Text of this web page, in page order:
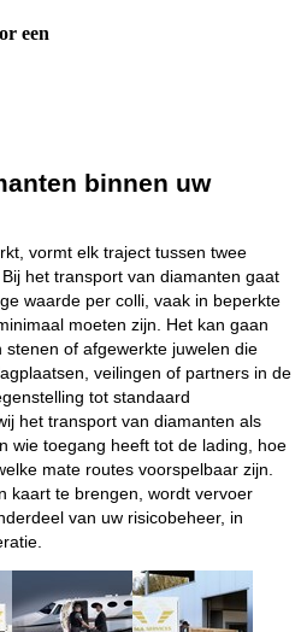
een
binnen uw
vormt elk traject tussen twee
het transport van diamanten gaat
waarde per colli, vaak in beperkte
moeten zijn. Het kan gaan
of afgewerkte juwelen die
veilingen of partners in de
tot standaard
het transport van diamanten als
wie toegang heeft tot de lading, hoe
mate routes voorspelbaar zijn.
kaart te brengen, wordt vervoer
van uw risicobeheer, in